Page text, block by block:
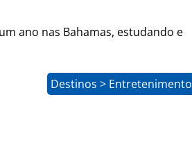
ano nas Bahamas, estudando e
Destinos > Entretenimento